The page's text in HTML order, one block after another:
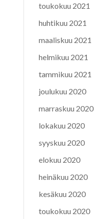
toukokuu 2021
huhtikuu 2021
maaliskuu 2021
helmikuu 2021
tammikuu 2021
joulukuu 2020
marraskuu 2020
lokakuu 2020
syyskuu 2020
elokuu 2020
heinäkuu 2020
kesäkuu 2020
toukokuu 2020